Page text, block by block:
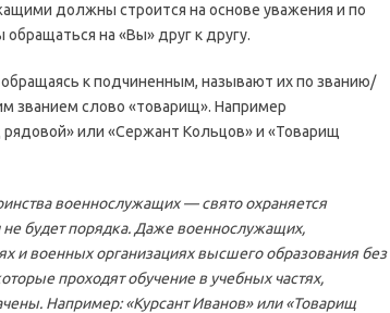
должны строится на основе уважения и по
на «Вы» друг к другу.
к подчиненным, называют их по званию/
званием слово «товарищ». Например
или «Сержант Кольцов» и «Товарищ
военнослужащих — свято охраняется
будет порядка. Даже военнослужащих,
и военных организациях высшего образования без
проходят обучение в учебных частях,
Например: «Курсант Иванов» или «Товарищ